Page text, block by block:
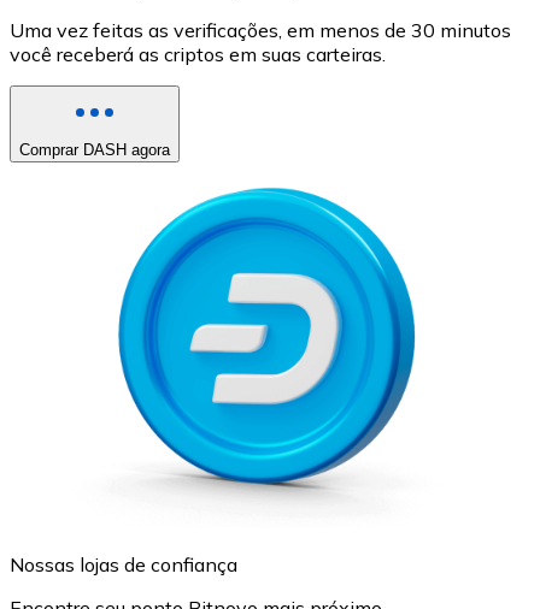
Uma vez feitas as verificações, em menos de 30 minutos
você receberá as criptos em suas carteiras.
Comprar DASH agora
Nossas lojas de confiança